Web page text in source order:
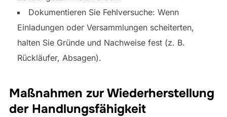
Dokumentieren Sie Fehlversuche: Wenn
Einladungen oder Versammlungen scheiterten,
halten Sie Gründe und Nachweise fest (z. B.
Rückläufer, Absagen).
Maßnahmen zur Wiederherstellung
der Handlungsfähigkeit